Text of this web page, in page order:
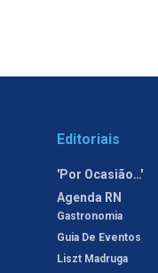
Editoriais
'Por Ocasião…'
Agenda RN
Gastronomia
Guia De Eventos
Liszt Madruga